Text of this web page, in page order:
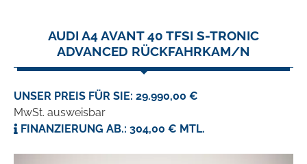
AUDI A4 AVANT 40 TFSI S-TRONIC
ADVANCED RÜCKFAHRKAM/N
UNSER PREIS FÜR SIE: 29.990,00 €
MwSt. ausweisbar
FINANZIERUNG AB.: 304,00 € MTL.